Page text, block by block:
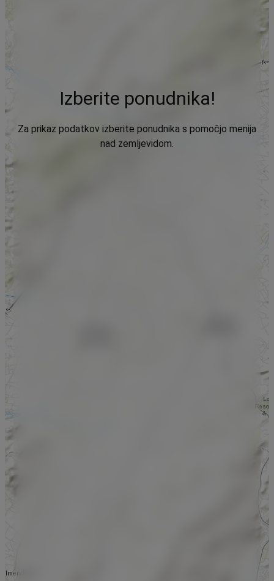
Izberite ponudnika!
Za prikaz podatkov izberite ponudnika s pomočjo menija
nad zemljevidom.